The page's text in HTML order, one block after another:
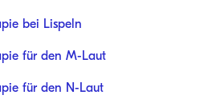
bei Lispeln
für den M-Laut
für den N-Laut